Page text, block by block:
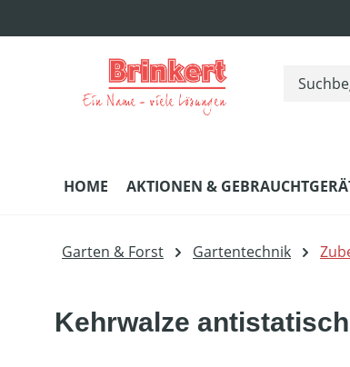
HOME AKTIONEN &
Garten & Forst Gartentechnik
Kehrwalze antistatisch